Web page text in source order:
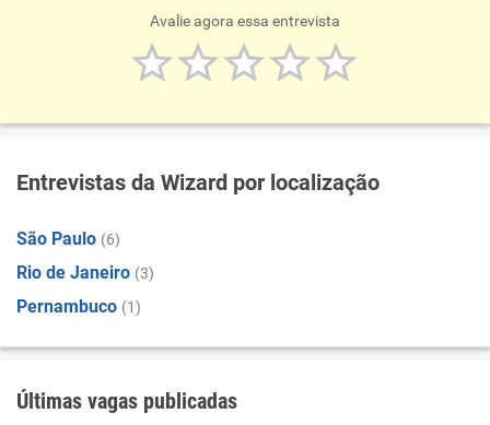
Avalie agora essa entrevista
Entrevistas da Wizard por localização
São Paulo (6)
Rio de Janeiro (3)
Pernambuco (1)
Últimas vagas publicadas